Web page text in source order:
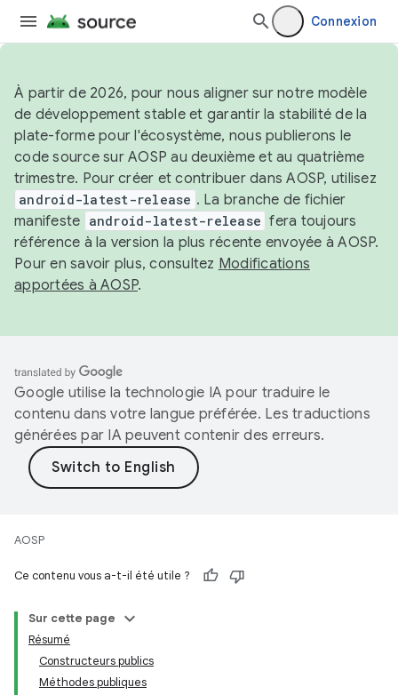
Connexion
À partir de 2026, pour nous aligner sur notre modèle
de développement stable et garantir la stabilité de la
plate-forme pour l'écosystème, nous publierons le
code source sur AOSP au deuxième et au quatrième
trimestre. Pour créer et contribuer dans AOSP, utilisez
android-latest-release . La branche de fichier
manifeste android-latest-release fera toujours
référence à la version la plus récente envoyée à AOSP.
Pour en savoir plus, consultez Modifications
apportées à AOSP.
Google utilise la technologie IA pour traduire le
contenu dans votre langue préférée. Les traductions
générées par IA peuvent contenir des erreurs.
AOSP
Ce contenu vous a-t-il été utile ?
Sur cette page
Résumé
Constructeurs publics
Méthodes publiques